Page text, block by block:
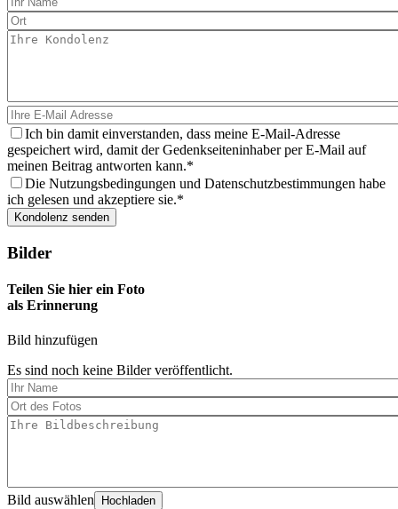
Ich bin damit einverstanden, dass meine E-Mail-Adresse
gespeichert wird, damit der Gedenkseiteninhaber per E-Mail auf
meinen Beitrag antworten kann.
Die Nutzungsbedingungen und Datenschutzbestimmungen habe
ich gelesen und akzeptiere sie.
Bilder
Teilen Sie hier ein Foto
als Erinnerung
Bild hinzufügen
Es sind noch keine Bilder veröffentlicht.
Bild auswählen